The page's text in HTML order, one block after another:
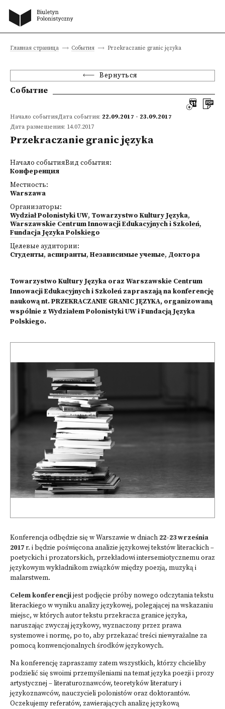
Главная страница События Przekraczanie granic języka
Вернуться
Событие
Начало событияДата события: 22.09.2017 - 23.09.2017
Дата размещения: 14.07.2017
Przekraczanie granic języka
Начало событияВид события:
Конференция
Местность:
Warszawa
Организаторы:
Wydział Polonistyki UW, Towarzystwo Kultury Języka,
Warszawskie Centrum Innowacji Edukacyjnych i Szkoleń,
Fundacja Języka Polskiego
Целевые аудитории:
Студенты, аспиранты, Независимые ученые, Доктора
Towarzystwo Kultury Języka oraz Warszawskie Centrum
Innowacji Edukacyjnych i Szkoleń zapraszają na konferencję
naukową nt. PRZEKRACZANIE GRANIC JĘZYKA, organizowaną
wspólnie z Wydziałem Polonistyki UW i Fundacją Języka
Polskiego.
Konferencja odbędzie się w Warszawie w dniach 22-23 września
2017r. i będzie poświęcona analizie językowej tekstów literackich –
poetyckich i prozatorskich, przekładowi intersemiotycznemu oraz
językowym wykładnikom związków między poezją, muzyką i
malarstwem.
Celem konferencjijest podjęcie próby nowego odczytania tekstu
literackiego w wyniku analizy językowej, polegającej na wskazaniu
miejsc, w których autor tekstu przekracza granice języka,
naruszając zwyczaj językowy, wyznaczony przez prawa
systemowe i normę, po to, aby przekazać treści niewyrażalne za
pomocą konwencjonalnych środków językowych.
Na konferencję zapraszamy zatem wszystkich, którzy chcieliby
podzielić się swoimi przemyśleniami na temat języka poezji i prozy
artystycznej – literaturoznawców, teoretyków literatury i
językoznawców, nauczycieli polonistów oraz doktorantów.
Oczekujemy referatów, zawierających analizę językową